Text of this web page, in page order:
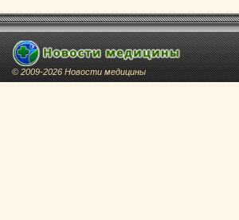
© 2009-2026 Новости медицины